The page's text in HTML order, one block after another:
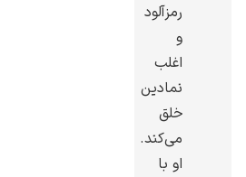
رمزآلود
و
اغلب
نمادین
خلق
می‌کند.
او با